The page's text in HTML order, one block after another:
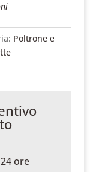
Poltrone e
ore